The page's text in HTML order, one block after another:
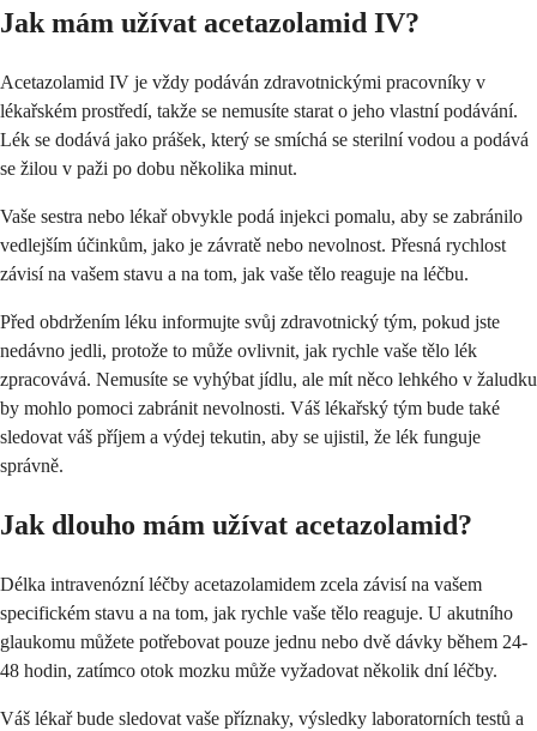
Jak mám užívat acetazolamid IV?
Acetazolamid IV je vždy podáván zdravotnickými pracovníky v
lékařském prostředí, takže se nemusíte starat o jeho vlastní podávání.
Lék se dodává jako prášek, který se smíchá se sterilní vodou a podává
se žilou v paži po dobu několika minut.
Vaše sestra nebo lékař obvykle podá injekci pomalu, aby se zabránilo
vedlejším účinkům, jako je závratě nebo nevolnost. Přesná rychlost
závisí na vašem stavu a na tom, jak vaše tělo reaguje na léčbu.
Před obdržením léku informujte svůj zdravotnický tým, pokud jste
nedávno jedli, protože to může ovlivnit, jak rychle vaše tělo lék
zpracovává. Nemusíte se vyhýbat jídlu, ale mít něco lehkého v žaludku
by mohlo pomoci zabránit nevolnosti. Váš lékařský tým bude také
sledovat váš příjem a výdej tekutin, aby se ujistil, že lék funguje
správně.
Jak dlouho mám užívat acetazolamid?
Délka intravenózní léčby acetazolamidem zcela závisí na vašem
specifickém stavu a na tom, jak rychle vaše tělo reaguje. U akutního
glaukomu můžete potřebovat pouze jednu nebo dvě dávky během 24-
48 hodin, zatímco otok mozku může vyžadovat několik dní léčby.
Váš lékař bude sledovat vaše příznaky, výsledky laboratorních testů a